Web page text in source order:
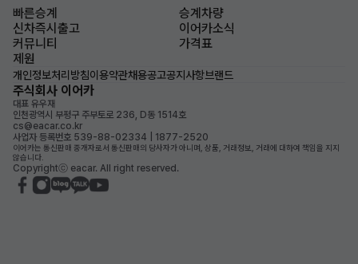
빠른승계
승계차량
신차즉시출고
이어카소식
커뮤니티
가격표
제원
개인정보처리방침이용약관채용공고공지사항브랜드
주식회사 이어카
대표 유우재
인천광역시 부평구 주부토로 236, D동 1514호
cs@eacar.co.kr
사업자 등록번호 539-88-02334 | 1877-2520
이어카는 통신판매 중개자로서 통신판매의 당사자가 아니며, 상품, 거래정보, 거래에 대하여 책임을 지지
않습니다.
Copyrightⓒ eacar. All right reserved.